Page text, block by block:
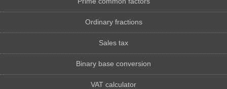
Ordinary fractions
Sales tax
Binary base conversion
VAT calculator